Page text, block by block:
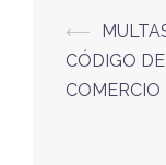
⟵
CÓDIGO DE
COMERCIO